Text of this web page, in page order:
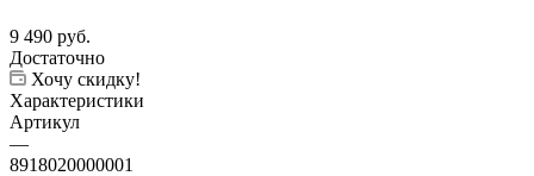
9 490 руб.
Достаточно
Хочу скидку!
Характеристики
Артикул
—
8918020000001